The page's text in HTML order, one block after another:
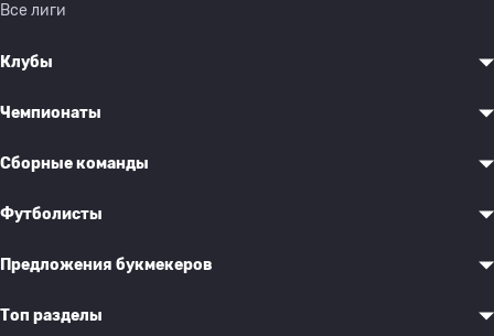
Все лиги
Клубы
Чемпионаты
Сборные команды
Футболисты
Предложения букмекеров
Топ разделы